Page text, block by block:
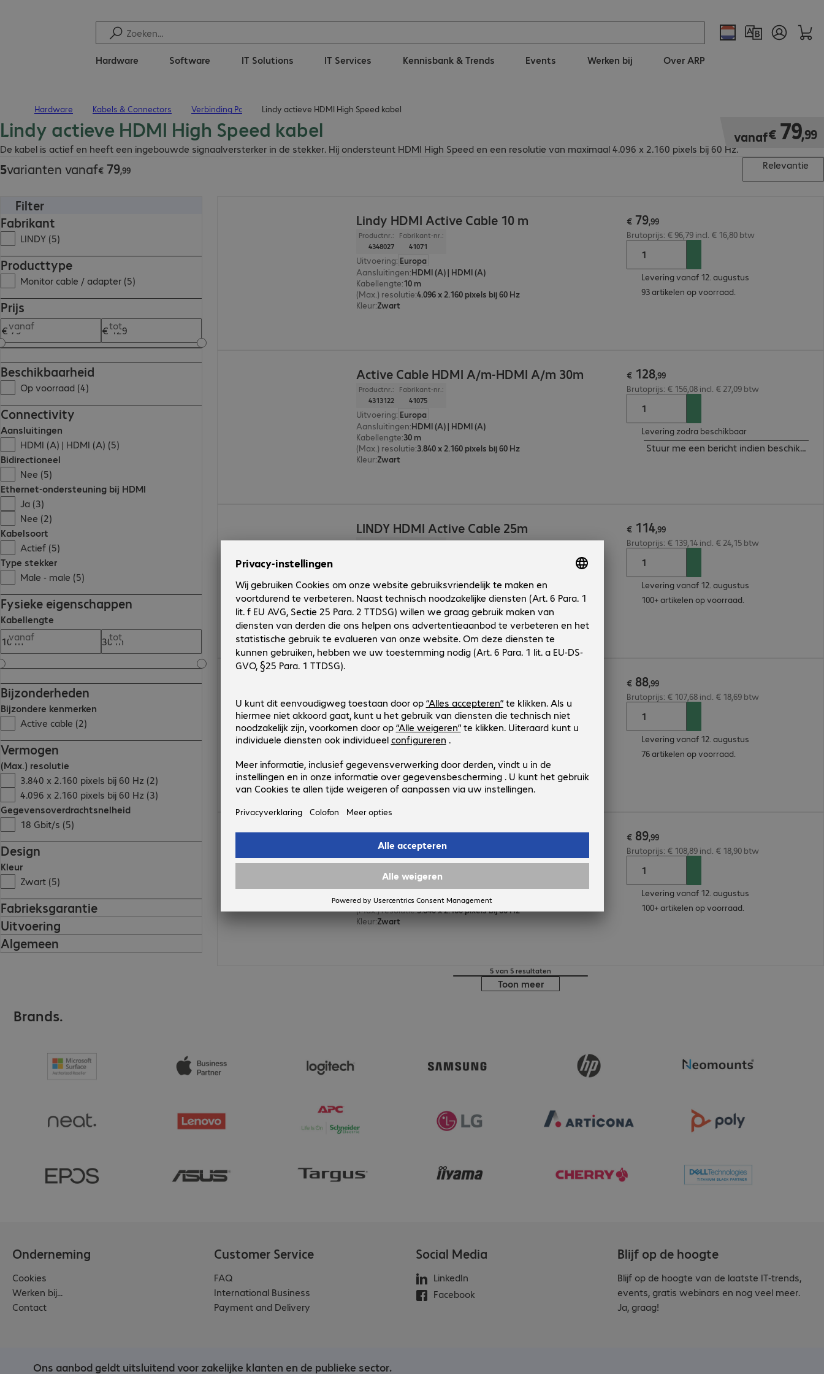
Hardware Software IT Solutions IT Services Kennisbank & Trends Events Werken bij Over ARP
Hardware Kabels & Connectors Verbinding Pc Lindy actieve HDMI High Speed kabel
Lindy actieve HDMI High Speed kabel
De kabel is actief en heeft een ingebouwde signaalversterker in de stekker. Hij ondersteunt HDMI High Speed en een resolutie van maximaal 4.096 x 2.160 pixels bij 60 Hz.
vanaf€ 79,99
€ 79,99
5varianten vanaf€ 79,99
€ 79,99
Relevantie
Filter
Fabrikant
LINDY (5)
Producttype
Monitor cable / adapter (5)
Prijs
vanaf tot
Beschikbaarheid
Op voorraad (4)
Connectivity
Aansluitingen
HDMI (A) | HDMI (A) (5)
Bidirectioneel
Nee (5)
Ethernet-ondersteuning bij HDMI
Ja (3)
Nee (2)
Kabelsoort
Actief (5)
Type stekker
Male - male (5)
Fysieke eigenschappen
Kabellengte
vanaf
tot
Bijzonderheden
Bijzondere kenmerken
Active cable (2)
Vermogen
(Max.) resolutie
3.840 x 2.160 pixels bij 60 Hz (2)
4.096 x 2.160 pixels bij 60 Hz (3)
Gegevensoverdrachtsnelheid
18 Gbit/s (5)
Design
Kleur
Zwart (5)
Fabrieksgarantie
Uitvoering
Algemeen
Lindy HDMI Active Cable 10 m
Productnr.:
4348027
Fabrikant-nr.:
41071
Uitvoering: Europa
Aansluitingen:HDMI (A) | HDMI (A)
Kabellengte:10 m
(Max.) resolutie:4.096 x 2.160 pixels bij 60 Hz
Kleur:Zwart
€ 79,99
Brutoprijs: € 96,79 incl. € 16,80 btw
Levering vanaf 12. augustus
93 artikelen op voorraad.
Active Cable HDMI A/m-HDMI A/m 30m
Productnr.:
4313122
Fabrikant-nr.:
41075
Uitvoering: Europa
Aansluitingen:HDMI (A) | HDMI (A)
Kabellengte:30 m
(Max.) resolutie:3.840 x 2.160 pixels bij 60 Hz
Kleur:Zwart
€ 128,99
Brutoprijs: € 156,08 incl. € 27,09 btw
Levering zodra beschikbaar
Stuur me een bericht indien beschikbaar
LINDY HDMI Active Cable 25m
Productnr.: Fabrikant-nr.:
Aansluitingen
HDMI (A) | HDMI (A)
Kabellengte:25 m
Bijzondere kenmerken:Active cable
(Max.) resolutie:4.096 x 2.160 pixels bij 60 Hz
€ 114,99
Brutoprijs: € 139,14 incl. € 24,15 btw
Levering vanaf 12. augustus
100+ artikelen op voorraad.
4299047
41072
Uitvoering: Europa
Aansluitingen:HDMI (A) | HDMI (A)
Kabellengte:15 m
(Max.) resolutie:4.096 x 2.160 pixels bij 60 Hz
€ 88,99
€ 88,99
Brutoprijs: € 107,68 incl. € 18,69 btw
Levering vanaf 12. augustus
76 artikelen op voorraad.
Active Cable HDMI A/m-HDMI A/m 20m
Productnr.:
4289447
Fabrikant-nr.:
41073
Uitvoering: Europa
Aansluitingen:HDMI (A) | HDMI (A)
Kabellengte:20 m
(Max.) resolutie:3.840 x 2.160 pixels bij 60 Hz
Kleur:Zwart
€ 89,99
€ 89,99
Brutoprijs: € 108,89 incl. € 18,90 btw
Levering vanaf 12. augustus
100+ artikelen op voorraad.
5 van 5 resultaten
Toon meer
Brands.
Onderneming
Cookies
Werken bij...
Contact
Customer Service
FAQ
International Business
Payment and Delivery
Social Media
LinkedIn
Facebook
Blijf op de hoogte
Blijf op de hoogte van de laatste IT-trends,
events, gratis webinars en nog veel meer.
Ja, graag!
Ons aanbod geldt uitsluitend voor zakelijke klanten en de publieke sector.